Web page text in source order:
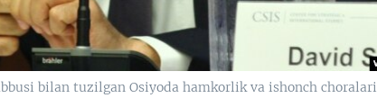
bilan tuzilgan Osiyoda hamkorlik va ishonch choralari